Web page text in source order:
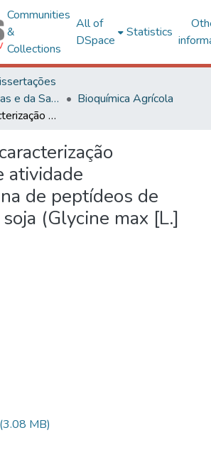
Communities
&
Collections
All of
DSpace
Statistics
Ciências Biológicas e da Saúde
Bioquímica Agrícola
Purificação, caracterização bioquímica e atividade antimicrobiana de peptídeos de semente de soja (Glycine max [L.] Merryll)
atividade
de peptídeos de
(Glycine max [L.]
(3.08 MB)